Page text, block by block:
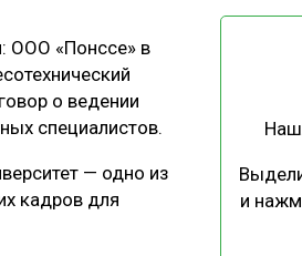
ТЕХНОЛОГИИ
ООО «Понссе» в
о ведении
специалистов.
— одно из
кадров для
и